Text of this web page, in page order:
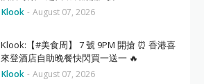
Klook - August 07, 2026
Klook:【#美食周】 7 號 9PM 開搶 ⏰ 香港喜
來登酒店自助晚餐快閃買一送一 🔥
Klook - August 07, 2026